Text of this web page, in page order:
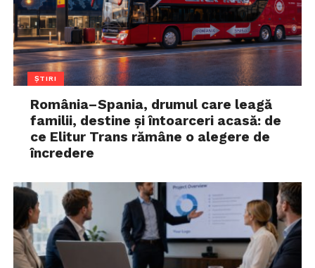
ȘTIRI
România–Spania, drumul care leagă
familii, destine și întoarceri acasă: de
ce Elitur Trans rămâne o alegere de
încredere